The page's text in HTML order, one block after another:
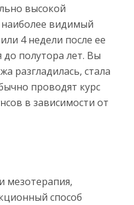
высокой
наиболее видимый
4 недели после ее
до полутора лет. Вы
разгладилась, стала
проводят курс
в зависимости от
мезотерапия,
способ